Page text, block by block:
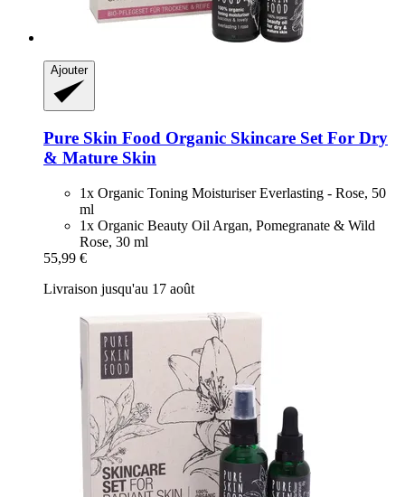
Ajouter
Pure Skin Food Organic Skincare Set For Dry
& Mature Skin
1x Organic Toning Moisturiser Everlasting - Rose, 50
ml
1x Organic Beauty Oil Argan, Pomegranate & Wild
Rose, 30 ml
55,99 €
Livraison jusqu'au 17 août